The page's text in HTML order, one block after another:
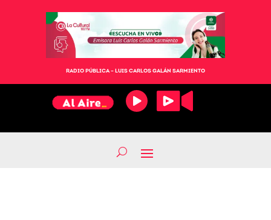
RADIO PÚBLICA – LUIS CARLOS GALÁN SARMIENTO